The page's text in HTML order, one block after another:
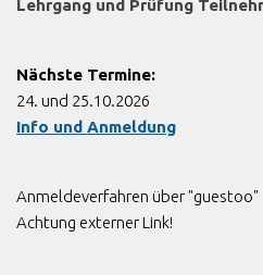
Lehrgang und Prüfung
Nächste Termine:
24. und 25.10.2026
Info und Anmeldung
Anmeldeverfahren über "guestoo"
Achtung externer Link!